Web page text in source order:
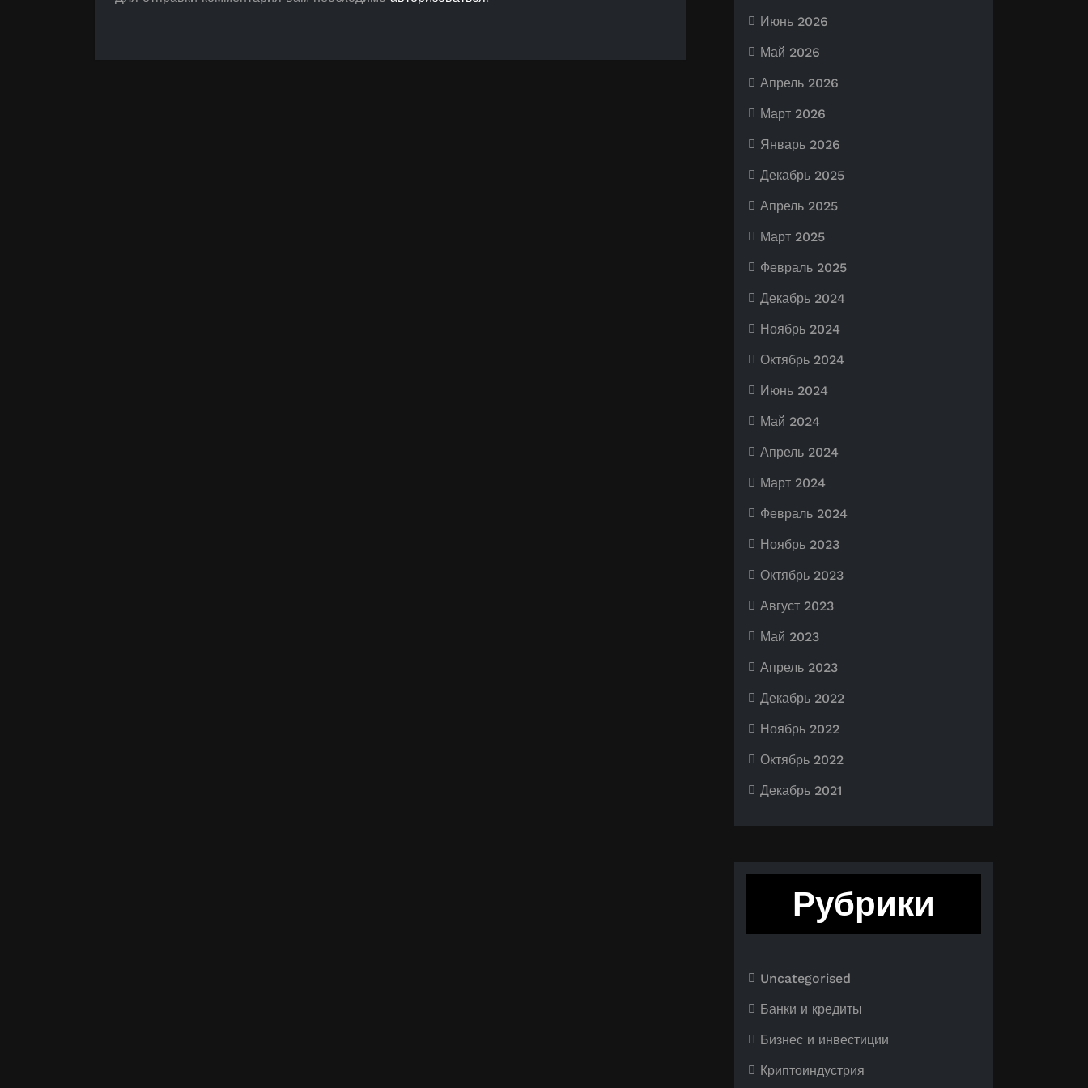
Июнь 2026
Май 2026
Апрель 2026
Март 2026
Январь 2026
Декабрь 2025
Апрель 2025
Март 2025
Февраль 2025
Декабрь 2024
Ноябрь 2024
Октябрь 2024
Июнь 2024
Май 2024
Апрель 2024
Март 2024
Февраль 2024
Ноябрь 2023
Октябрь 2023
Август 2023
Май 2023
Апрель 2023
Декабрь 2022
Ноябрь 2022
Октябрь 2022
Декабрь 2021
Рубрики
Uncategorised
Банки и кредиты
Бизнес и инвестиции
Криптоиндустрия